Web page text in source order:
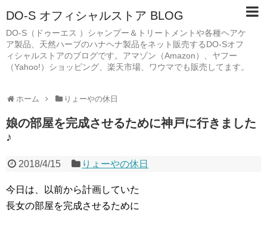
DO-S オフィシャルストア BLOG
DO-S（ドゥーエス ）シャンプー＆トリートメントや各種ヘアケ
ア製品、天然ハーブのハナヘナ製品をネット販売するDO-Sオフ
ィシャルストアのブログです。アマゾン（Amazon）、ヤフー
（Yahoo!）ショッピング、楽天市場、ワウマでも販売してます。
ホーム りょーやの休日
娘の部屋を完成させるために神戸に行きました
♪
2018/4/15 りょーやの休日
今日は、以前から計画していた
長女の部屋を完成させるために